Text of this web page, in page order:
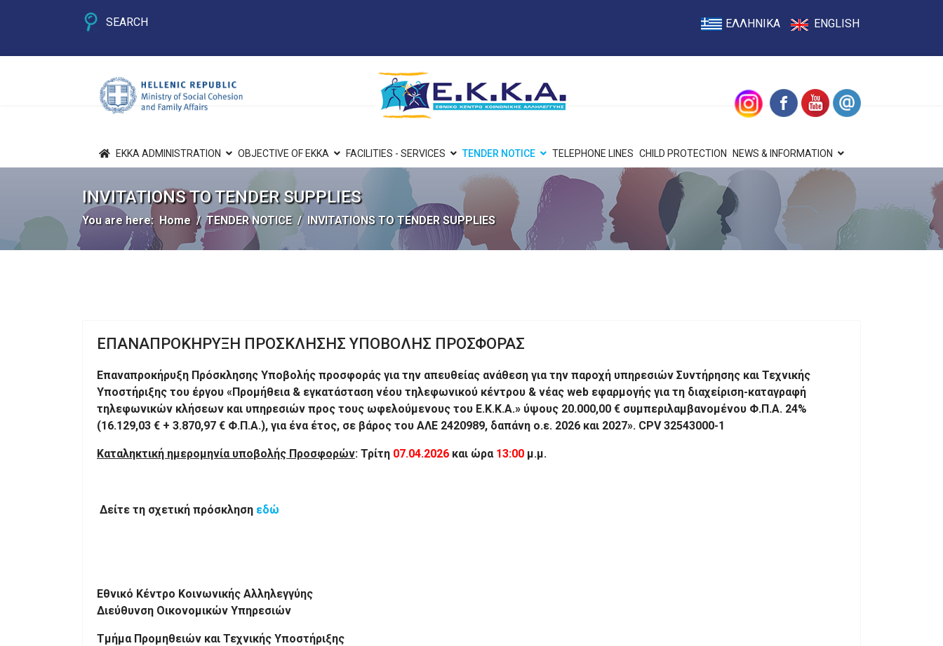
SEARCH ΕΛΛΗΝΙΚΑ ENGLISH
EKKA ADMINISTRATION OBJECTIVE OF EKKA FACILITIES - SERVICES TENDER NOTICE TELEPHONE LINES CHILD PROTECTION NEWS & INFORMATION
INVITATIONS TO TENDER SUPPLIES
You are here: Home TENDER NOTICE INVITATIONS TO TENDER SUPPLIES
ΕΠΑΝΑΠΡΟΚΗΡΥΞΗ ΠΡΟΣΚΛΗΣΗΣ ΥΠΟΒΟΛΗΣ ΠΡΟΣΦΟΡΑΣ
Επαναπροκήρυξη Πρόσκλησης Υποβολής προσφοράς για την απευθείας ανάθεση για την παροχή υπηρεσιών Συντήρησης και Τεχνικής
Υποστήριξης του έργου «Προμήθεια & εγκατάσταση νέου τηλεφωνικού κέντρου & νέας web εφαρμογής για τη διαχείριση-καταγραφή
τηλεφωνικών κλήσεων και υπηρεσιών προς τους ωφελούμενους του Ε.Κ.Κ.Α.» ύψους 20.000,00 € συμπεριλαμβανομένου Φ.Π.Α. 24%
(16.129,03 € + 3.870,97 € Φ.Π.Α.), για ένα έτος, σε βάρος του ΑΛΕ 2420989, δαπάνη ο.ε. 2026 και 2027». CPV 32543000-1
Καταληκτική ημερομηνία υποβολής Προσφορών: Τρίτη 07.04.2026 και ώρα 13:00 μ.μ.
Δείτε τη σχετική πρόσκληση εδώ
Εθνικό Κέντρο Κοινωνικής Αλληλεγγύης
Διεύθυνση Οικονομικών Υπηρεσιών
Τμήμα Προμηθειών και Τεχνικής Υποστήριξης